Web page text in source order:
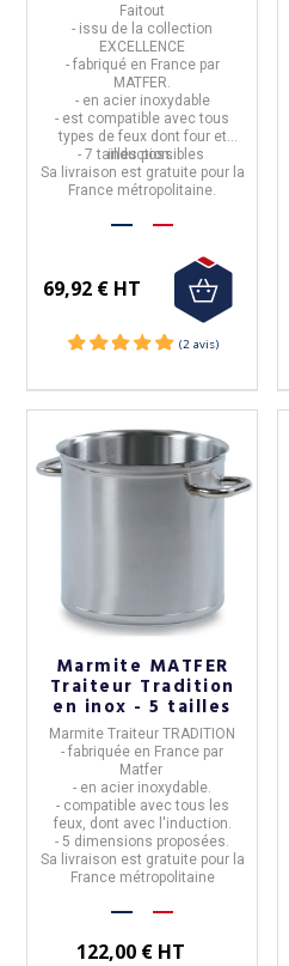
Faitout
- issu de la collection
EXCELLENCE
- fabriqué en France par
MATFER.
- en acier inoxydable
- est compatible avec tous
types de feux dont four et
induction.
- 7 tailles possibles
Sa livraison est gratuite pour la
France métropolitaine.
69,92 € HT
Marmite MATFER
Traiteur Tradition
en inox - 5 tailles
Marmite Traiteur TRADITION
- fabriquée en France par
Matfer
- en acier inoxydable.
- compatible avec tous les
feux, dont avec l'induction.
- 5 dimensions proposées.
Sa livraison est gratuite pour la
France métropolitaine
122,00 € HT